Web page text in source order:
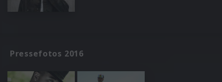
Pressefotos 2016